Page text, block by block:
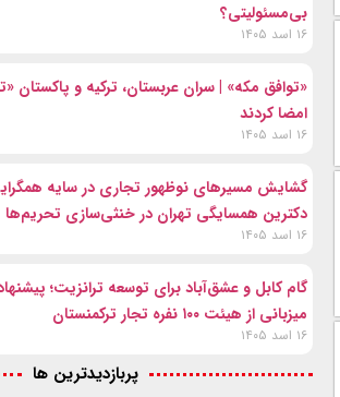
بی‌مسئولیتی؟
۱۶ اسد ۱۴۰۵
«توافق مکه» | سران عربستان، ترکیه و پاکستان
امضا کردند
۱۶ اسد ۱۴۰۵
گشایش مسیرهای نوظهور تجاری در سایه
دکترین همسایگی تهران در خنثی‌سازی تحریم‌ها
۱۶ اسد ۱۴۰۵
گام کابل و عشق‌آباد برای توسعه ترانزیت؛
میزبانی از هیئت ۱۰۰ نفره تجار ترکمنستان
۱۶ اسد ۱۴۰۵
پربازدیدترین ها